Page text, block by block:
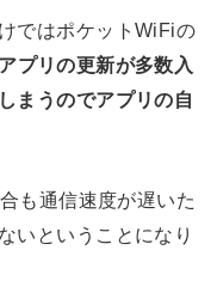
ではポケットWiFiの
アプリの更新が多数入
まうのでアプリの自
も通信速度が遅いた
いということになり